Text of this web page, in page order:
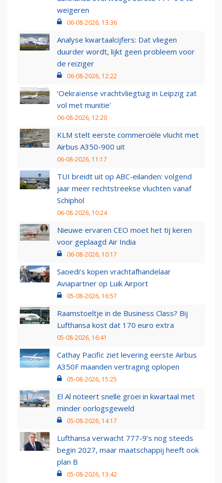
weigeren
06-08-2026, 13:36
Analyse kwartaalcijfers: Dat vliegen
duurder wordt, lijkt geen probleem voor
de reiziger
06-08-2026, 12:22
'Oekraïense vrachtvliegtuig in Leipzig zat
vol met munitie'
06-08-2026, 12:20
KLM stelt eerste commerciële vlucht met
Airbus A350-900 uit
06-08-2026, 11:17
TUI breidt uit op ABC-eilanden: volgend
jaar meer rechtstreekse vluchten vanaf
Schiphol
06-08-2026, 10:24
Nieuwe ervaren CEO moet het tij keren
voor geplaagd Air India
06-08-2026, 10:17
Saoedi’s kopen vrachtafhandelaar
Aviapartner op Luik Airport
05-08-2026, 16:57
Raamstoeltje in de Business Class? Bij
Lufthansa kost dat 170 euro extra
05-08-2026, 16:41
Cathay Pacific ziet levering eerste Airbus
A350F maanden vertraging oplopen
05-08-2026, 15:25
El Al noteert snelle groei in kwartaal met
minder oorlogsgeweld
05-08-2026, 14:17
Lufthansa verwacht 777-9’s nog steeds
begin 2027, maar maatschappij heeft ook
plan B
05-08-2026, 13:42